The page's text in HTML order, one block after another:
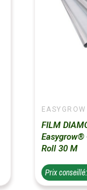
EASYGROW
FILM
Easygrow®
Roll 30 M
Prix